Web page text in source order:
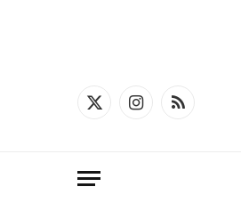
X
InstagramRSS